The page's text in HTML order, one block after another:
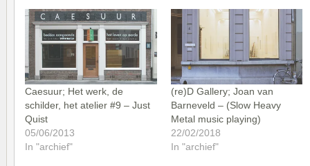
Caesuur; Het werk, de
schilder, het atelier #9 – Just
Quist
05/06/2013
In "archief"
(re)D Gallery; Joan van
Barneveld – (Slow Heavy
Metal music playing)
22/02/2018
In "archief"